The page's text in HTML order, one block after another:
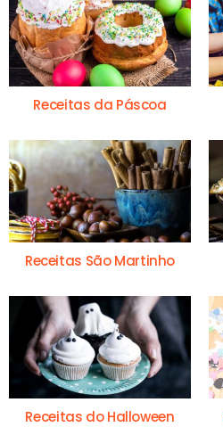
Receitas da Páscoa
Receitas São Martinho
Receitas do Halloween